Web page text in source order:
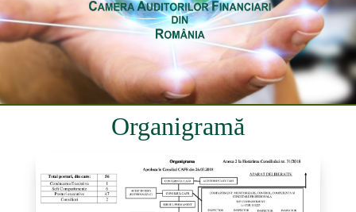
Organigramă